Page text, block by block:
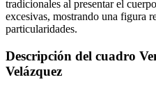
tradicionales al presentar el
excesivas, mostrando una figura
particularidades.
Descripción del cuadro
Velázquez